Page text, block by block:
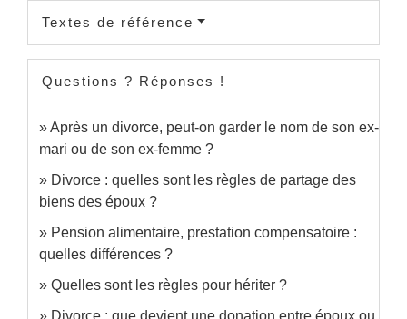
Textes de référence
Questions ? Réponses !
Après un divorce, peut-on garder le nom de son ex-
mari ou de son ex-femme ?
Divorce : quelles sont les règles de partage des
biens des époux ?
Pension alimentaire, prestation compensatoire :
quelles différences ?
Quelles sont les règles pour hériter ?
Divorce : que devient une donation entre époux ou